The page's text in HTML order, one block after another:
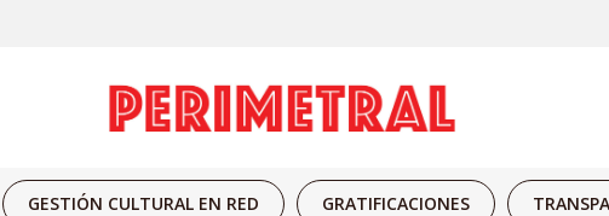
GESTIÓN CULTURAL EN RED GRATIFICACIONES